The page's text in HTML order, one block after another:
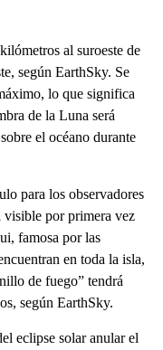
al suroeste de
según EarthSky. Se
lo que significa
de la Luna será
el océano durante
para los observadores
visible por primera vez
famosa por las
en toda la isla,
de fuego” tendrá
según EarthSky.
eclipse solar anular el